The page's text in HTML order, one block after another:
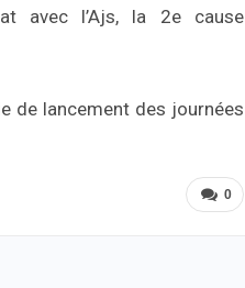
avec l’Ajs, la 2e cause
de lancement des journées
0